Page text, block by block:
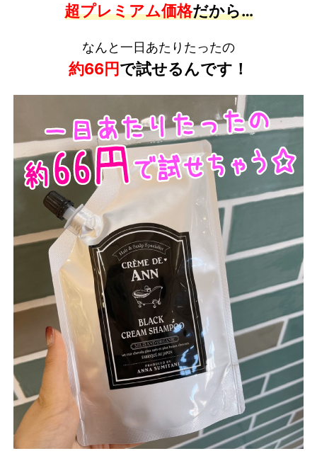
超プレミアム価格だから…
なんと一日あたりたったの
約66円で試せるんです！